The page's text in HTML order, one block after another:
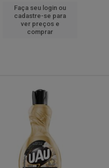
Faça seu login ou
cadastre-se para
ver preços e
comprar